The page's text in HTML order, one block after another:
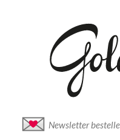
Newsletter